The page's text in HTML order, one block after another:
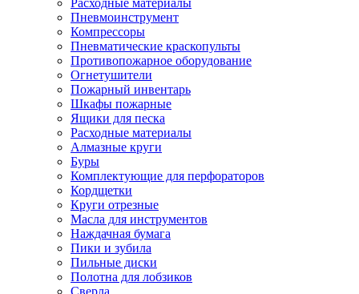
Пневмоинструмент
Компрессоры
Пневматические краскопульты
Противопожарное оборудование
Огнетушители
Пожарный инвентарь
Шкафы пожарные
Ящики для песка
Расходные материалы
Алмазные круги
Буры
Комплектующие для перфораторов
Кордщетки
Круги отрезные
Масла для инструментов
Наждачная бумага
Пики и зубила
Пильные диски
Полотна для лобзиков
Сверла